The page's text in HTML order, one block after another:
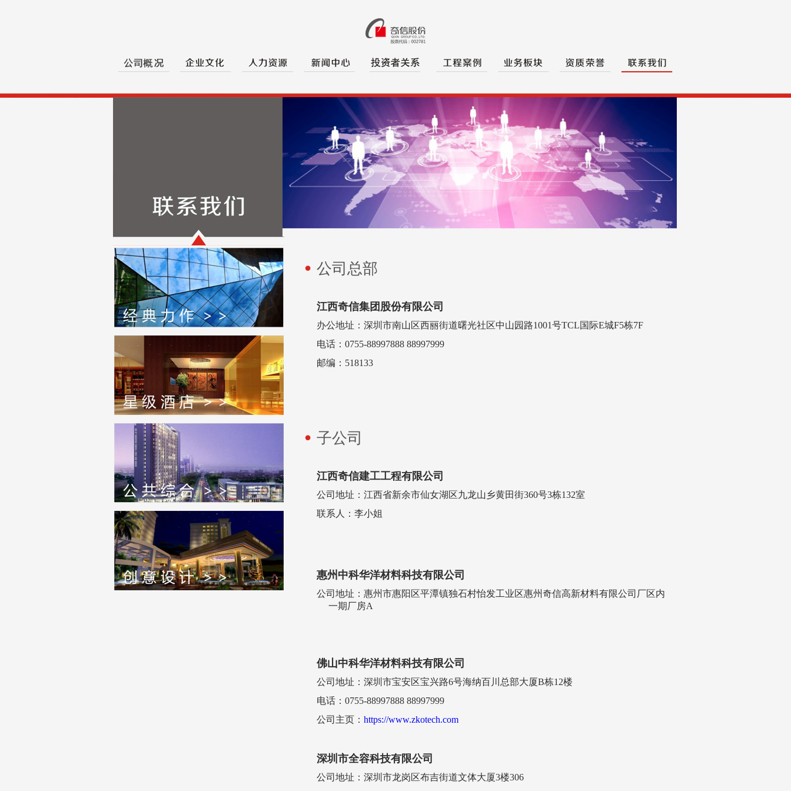
公司总部
江西奇信集团股份有限公司
办公地址：深圳市南山区西丽街道曙光社区中山园路1001号TCL国际E城F5栋7F
电话：0755-88997888 88997999
邮编：518133
子公司
江西奇信建工工程有限公司
公司地址：江西省新余市仙女湖区九龙山乡黄田街360号3栋132室
联系人：李小姐
惠州中科华洋材料科技有限公司
公司地址：惠州市惠阳区平潭镇独石村怡发工业区惠州奇信高新材料有限公司厂区内
一期厂房A
佛山中科华洋材料科技有限公司
公司地址：深圳市宝安区宝兴路6号海纳百川总部大厦B栋12楼
电话：0755-88997888 88997999
公司主页： https://www.zkotech.com
深圳市全容科技有限公司
公司地址：深圳市龙岗区布吉街道文体大厦3楼306